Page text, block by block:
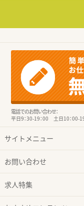
電話でのお問い合わせ：
平日9：30-19：00 土日10：00-
サイトメニュー
お問い合わせ
求人特集